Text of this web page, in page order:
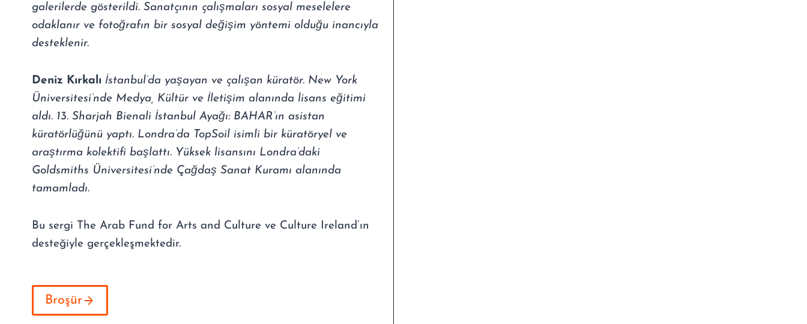
galerilerde gösterildi. Sanatçının çalışmaları sosyal meselelere
odaklanır ve fotoğrafın bir sosyal değişim yöntemi olduğu inancıyla
desteklenir.
Deniz Kırkalı İstanbul’da yaşayan ve çalışan küratör. New York
Üniversitesi’nde Medya, Kültür ve İletişim alanında lisans eğitimi
aldı. 13. Sharjah Bienali İstanbul Ayağı: BAHAR’ın asistan
küratörlüğünü yaptı. Londra’da TopSoil isimli bir küratöryel ve
araştırma kolektifi başlattı. Yüksek lisansını Londra’daki
Goldsmiths Üniversitesi’nde Çağdaş Sanat Kuramı alanında
tamamladı.
Bu sergi The Arab Fund for Arts and Culture ve Culture Ireland’ın
desteğiyle gerçekleşmektedir.
Broşür